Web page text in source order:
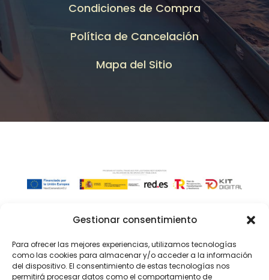
Gestionar consentimiento
Para ofrecer las mejores experiencias, utilizamos tecnologías
como las cookies para almacenar y/o acceder a la información
del dispositivo. El consentimiento de estas tecnologías nos
permitirá procesar datos como el comportamiento de
Condiciones de Compra
Política de Cancelación
Mapa del Sitio